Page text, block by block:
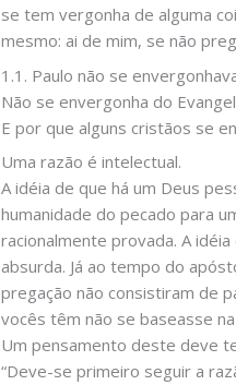
se tem vergonha de alguma
mesmo: ai de mim, se não
1.1. Paulo não se
Não se envergonha do
E por que alguns cristãos se
Uma razão é intelectual.
A idéia de que há um Deus
humanidade do pecado para
racionalmente provada. A
absurda. Já ao tempo do
pregação não consistiram de
vocês têm não se baseasse
Um pensamento deste deve
“Deve-se primeiro seguir a